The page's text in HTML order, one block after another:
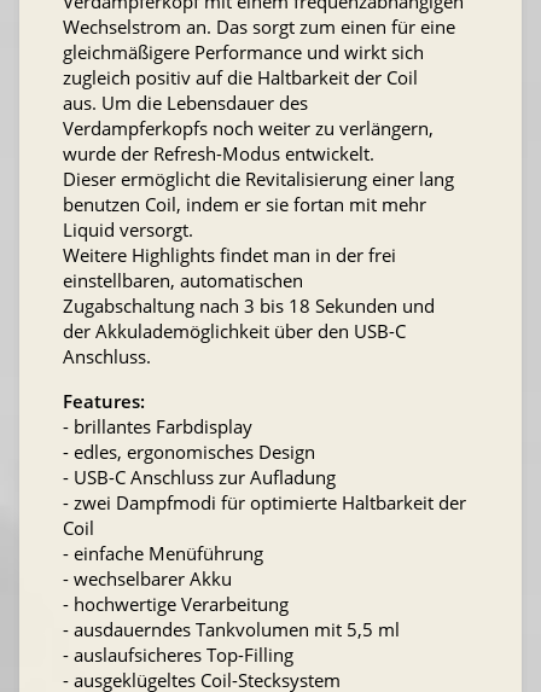
Wechselstrom an. Das sorgt zum einen für eine
gleichmäßigere Performance und wirkt sich
zugleich positiv auf die Haltbarkeit der Coil
aus. Um die Lebensdauer des
Verdampferkopfs noch weiter zu verlängern,
wurde der Refresh-Modus entwickelt.
Dieser ermöglicht die Revitalisierung einer lang
benutzen Coil, indem er sie fortan mit mehr
Liquid versorgt.
Weitere Highlights findet man in der frei
einstellbaren, automatischen
Zugabschaltung nach 3 bis 18 Sekunden und
der Akkulademöglichkeit über den USB-C
Anschluss.
Features:
- brillantes Farbdisplay
- edles, ergonomisches Design
- USB-C Anschluss zur Aufladung
- zwei Dampfmodi für optimierte Haltbarkeit der
Coil
- einfache Menüführung
- wechselbarer Akku
- hochwertige Verarbeitung
- ausdauerndes Tankvolumen mit 5,5 ml
- auslaufsicheres Top-Filling
- ausgeklügeltes Coil-Stecksystem